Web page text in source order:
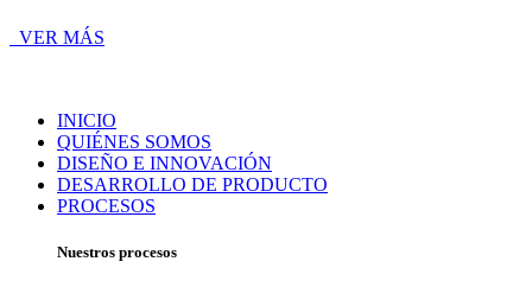
VER MÁS
INICIO
QUIÉNES SOMOS
DISEÑO E INNOVACIÓN
DESARROLLO DE PRODUCTO
PROCESOS
Nuestros procesos